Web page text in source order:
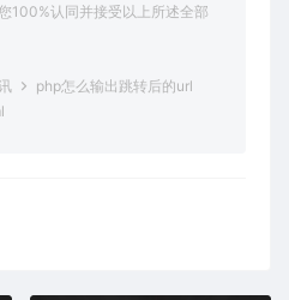
100%认同并接受以上所述全部
php怎么输出跳转后的url